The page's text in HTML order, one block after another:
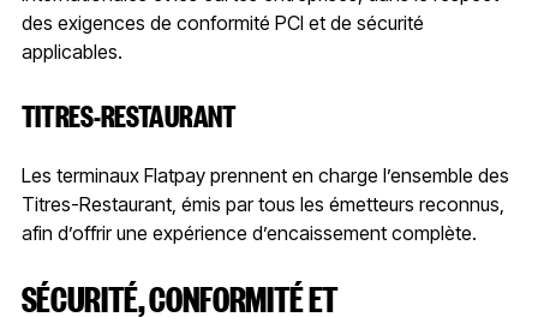
des exigences de conformité PCI et de sécurité
applicables.
TITRES-RESTAURANT
Les terminaux Flatpay prennent en charge l’ensemble des
Titres-Restaurant, émis par tous les émetteurs reconnus,
afin d’offrir une expérience d’encaissement complète.
SÉCURITÉ, CONFORMITÉ ET